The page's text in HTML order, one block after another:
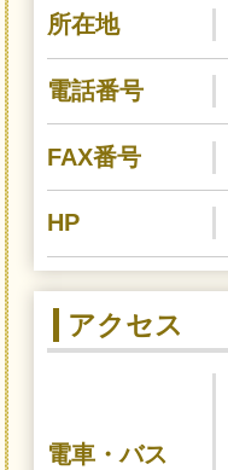
所在地
電話番号
FAX番号
HP
アクセス
電車・バス